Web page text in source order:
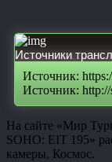
Источники
Источник:
Источник: http://
На сайте «Мир
SOHO: EIT 195»
камеры, Космос.